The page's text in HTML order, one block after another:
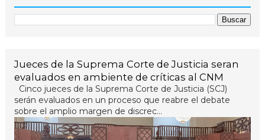
Jueces de la Suprema Corte de Justicia seran
evaluados en ambiente de críticas al CNM
Cinco jueces de la Suprema Corte de Justicia (SCJ)
serán evaluados en un proceso que reabre el debate
sobre el amplio margen de discrec...